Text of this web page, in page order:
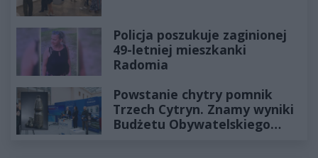
Policja poszukuje zaginionej
49-letniej mieszkanki
Radomia
Powstanie chytry pomnik
Trzech Cytryn. Znamy wyniki
Budżetu Obywatelskiego